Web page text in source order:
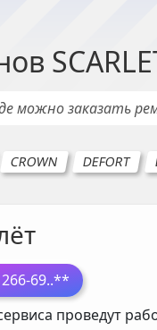
можно заказать
CROWN DEFORT
69..**
проведут